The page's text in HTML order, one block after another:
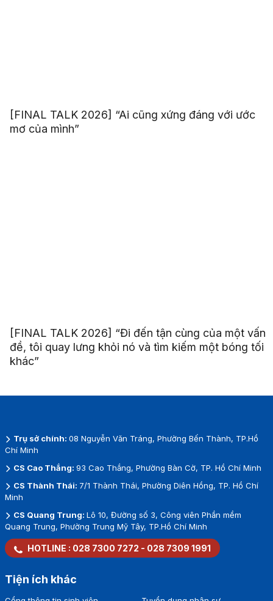
[FINAL TALK 2026] “Ai cũng xứng đáng với ước
mơ của mình”
[FINAL TALK 2026] “Đi đến tận cùng của một vấn
đề, tôi quay lưng khỏi nó và tìm kiếm một bóng tối
khác”
Trụ sở chính: 08 Nguyễn Văn Tráng, Phường Bến Thành, TP.Hồ
Chí Minh
CS Cao Thắng: 93 Cao Thắng, Phường Bàn Cờ, TP. Hồ Chí Minh
CS Thành Thái: 7/1 Thành Thái, Phường Diên Hồng, TP. Hồ Chí
Minh
CS Quang Trung: Lô 10, Đường số 3, Công viên Phần mềm
Quang Trung, Phường Trung Mỹ Tây, TP.Hồ Chí Minh
HOTLINE : 028 7300 7272 - 028 7309 1991
Tiện ích khác